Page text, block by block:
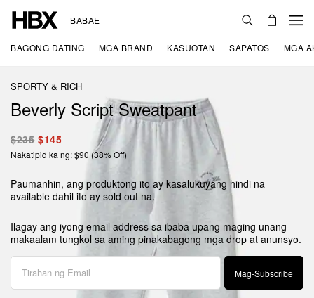
BABAE
BAGONG DATING MGA BRAND KASUOTAN SAPATOS MGA
SPORTY & RICH
Beverly Script Sweatpant
$235 $145
Nakatipid ka ng: $90 (38% Off)
Paumanhin, ang produktong ito ay kasalukuyang hindi na
available dahil ito ay sold out na.
Ilagay ang iyong email address sa ibaba upang maging unang
makaalam tungkol sa aming pinakabagong mga drop at anunsyo.
Mag-Subscribe